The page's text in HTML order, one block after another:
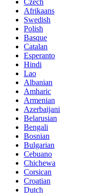
Czech
Afrikaans
Swedish
Polish
Basque
Catalan
Esperanto
Hindi
Lao
Albanian
Amharic
Armenian
Azerbaijani
Belarusian
Bengali
Bosnian
Bulgarian
Cebuano
Chichewa
Corsican
Croatian
Dutch